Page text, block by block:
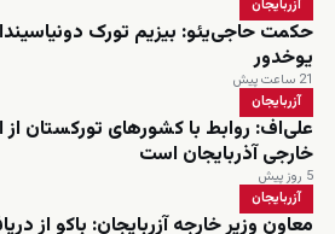
آزربایجان
حکمت حاجی‌یئو: بیزیم تورک
یوخدور
21 ساعت پیش
آزربایجان
علی‌اف: روابط با کشورهای تورکستان
خارجی آذربایجان است
5 روز پیش
آزربایجان
معاون وزیر خارجه آزربایجان: باکو از